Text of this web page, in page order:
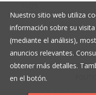
Nuestro sitio web utiliza
información sobre su
(mediante el análisis),
anuncios relevantes.
obtener más detalles.
en el botón.